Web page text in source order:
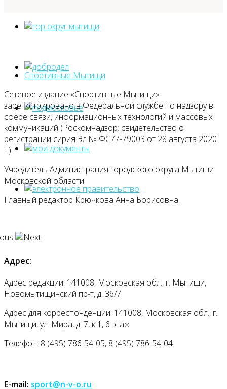
Спортивные Мытищи
Сетевое издание «Спортивные Мытищи»
зарегистрировано в Федеральной службе по надзору в
сфере связи, информационных технологий и массовых
коммуникаций (Роскомнадзор: свидетельство о
регистрации сирия Эл № ФС77-79003 от 28 августа 2020
г.).
Учредитель Администрация городского округа Мытищи
Московской области
Главный редактор Крючкова Анна Борисовна.
Адрес:
Адрес редакции: 141008, Московская обл., г. Мытищи,
Новомытищинский пр-т, д. 36/7
Адрес для корреспонденции: 141008, Московская обл., г.
Мытищи, ул. Мира, д. 7, к 1, 6 этаж
Телефон: 8 (495) 786-54-05, 8 (495) 786-54-04
E-mail: sport@n-v-o.ru